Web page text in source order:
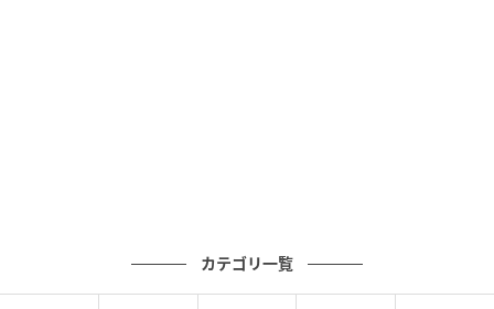
カテゴリ一覧